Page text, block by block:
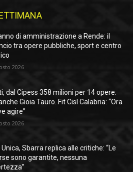
di amministrazione a Rende: il
tra opere pubbliche, sport e centro
2026
dal Cipess 358 milioni per 14 opere:
Gioia Tauro. Fit Cisl Calabria: “Ora
agire”
2026
Unica, Sbarra replica alle critiche: “Le
sono garantite, nessuna